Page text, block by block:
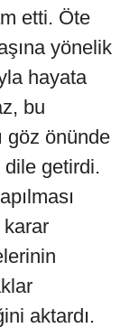
etti. Öte
yönelik
hayata
bu
göz önünde
dile getirdi.
karar
aktardı.